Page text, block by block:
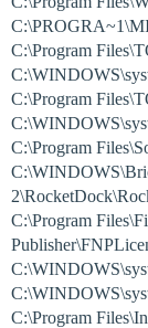
C:\Program
C:\Program
C:\Program
C:\Program
C:\Program